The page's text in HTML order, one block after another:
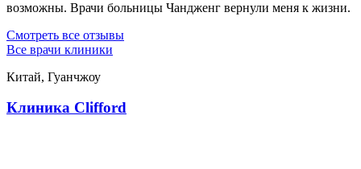
возможны. Врачи больницы Чандженг вернули меня к жизни.
Смотреть все отзывы
Все врачи клиники
Китай, Гуанчжоу
Клиника Clifford